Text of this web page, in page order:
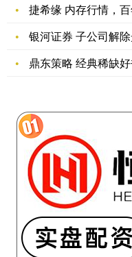
捷希缘 内存行情，
银河证券 子公司解除光
鼎东策略 经典稀缺好书